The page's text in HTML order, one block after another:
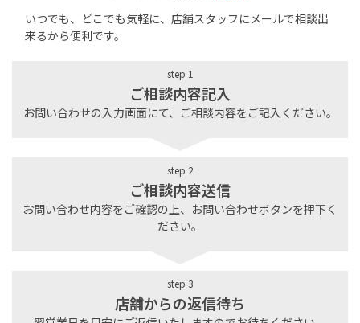
いつでも、どこでも気軽に、店舗スタッフにメールで相談出
来るから便利です。
step 1
ご相談内容記入
お問い合わせの入力画面にて、ご相談内容をご記入ください。
step 2
ご相談内容送信
お問い合わせ内容をご確認の上、お問い合わせボタンを押下く
ださい。
step 3
店舗からの返信待ち